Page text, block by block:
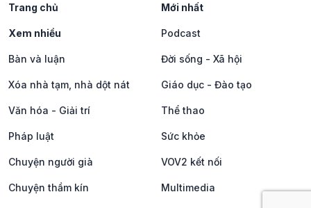
Trang chủ Mới nhất
Xem nhiều Podcast
Bàn và luận Đời sống - Xã hội
Xóa nhà tạm, nhà dột nát Giáo dục - Đào tạo
Văn hóa - Giải trí Thể thao
Pháp luật Sức khỏe
Chuyện người già VOV2 kết nối
Chuyện thầm kín Multimedia